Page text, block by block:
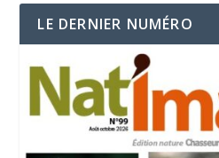
LE DERNIER NUMÉRO